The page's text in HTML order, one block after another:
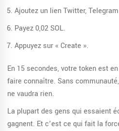
Ajoutez un lien Twitter,
Payez 0,02 SOL.
Appuyez sur « Create ».
En 15 secondes, votre token est
faire connaître. Sans
ne vaudra rien.
La plupart des gens qui essaient
gagnent. Et c’est ce qui fait la